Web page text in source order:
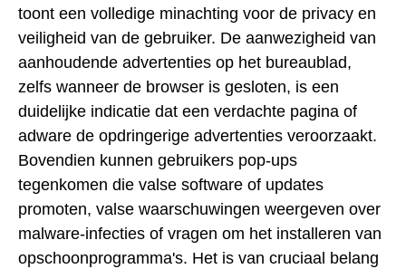
toont een volledige minachting voor de privacy en
veiligheid van de gebruiker. De aanwezigheid van
aanhoudende advertenties op het bureaublad,
zelfs wanneer de browser is gesloten, is een
duidelijke indicatie dat een verdachte pagina of
adware de opdringerige advertenties veroorzaakt.
Bovendien kunnen gebruikers pop-ups
tegenkomen die valse software of updates
promoten, valse waarschuwingen weergeven over
malware-infecties of vragen om het installeren van
opschoonprogramma's. Het is van cruciaal belang